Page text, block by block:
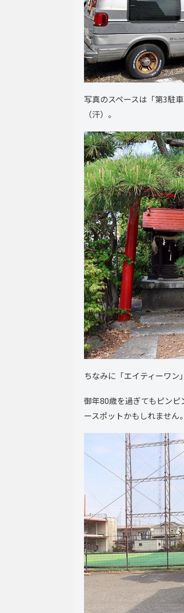
写真のスペースは「第3駐
（汗）。
ちなみに「エイティーワン
御年80歳を過ぎてもピン
ースポットかもしれません。